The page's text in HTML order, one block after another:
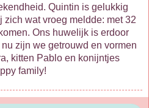
Quintin is gelukkig
wat vroeg meldde: met 32
Ons huwelijk is erdoor
zijn we getrouwd en vormen
kitten Pablo en konijntjes
family!